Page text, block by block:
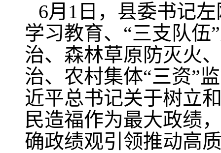
6月1日，县委书记
学习教育、“三支队
治、森林草原防灭火
治、农村集体“三资”
近平总书记关于树立
民造福作为最大政绩
确政绩观引领推动高